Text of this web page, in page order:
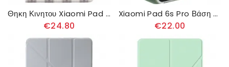
Θηκη Κινητου Xiaomi Pad 6s Pro Πλέγμα Με Μοτίβα
€24.80
Xiaomi Pad 6s Pro Βάση Γραφίδας
€22.00